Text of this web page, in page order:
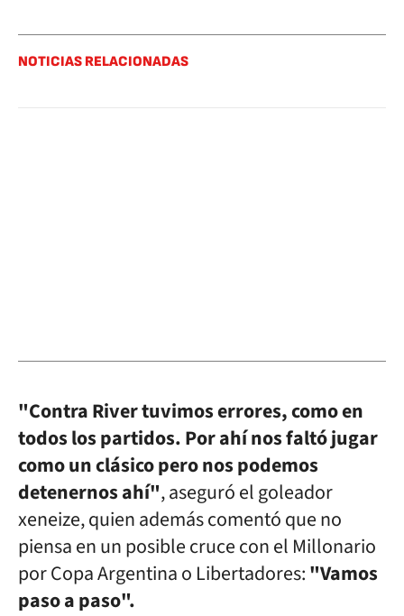
NOTICIAS RELACIONADAS
"Contra River tuvimos errores, como en
todos los partidos. Por ahí nos faltó jugar
como un clásico pero nos podemos
detenernos ahí", aseguró el goleador
xeneize, quien además comentó que no
piensa en un posible cruce con el Millonario
por Copa Argentina o Libertadores:"Vamos
paso a paso".